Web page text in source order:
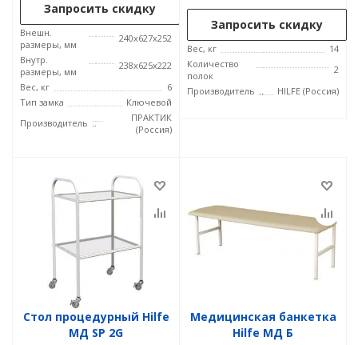
Запросить скидку
Внешн.
размеры, мм
240x627x252
Внутр.
размеры, мм
238х625х222
Вес, кг
6
Тип замка
Ключевой
Производитель
ПРАКТИК
(Россия)
Запросить скидку
Вес, кг
14
Количество
полок
2
Производитель
HILFE (Россия)
Стол процедурный Hilfe
МД SP 2G
Медицинская банкетка
Hilfe МД Б